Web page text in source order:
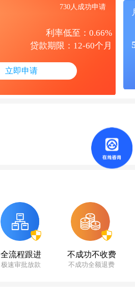
730人成功申请
利率低至：0.66%
贷款期限：12-60个月
立即申请
全流程跟进
极速审批放款
不成功不收费
不成功全额退费